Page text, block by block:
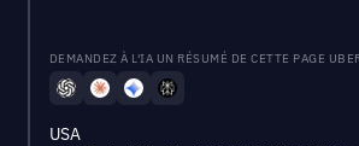
DEMANDEZ À L'IA UN RÉSUMÉ DE CETTE PAGE
USA